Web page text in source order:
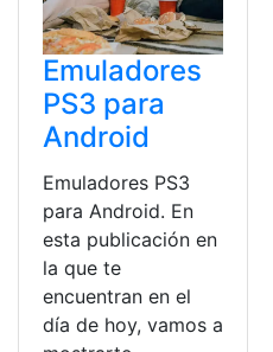
Emuladores
PS3 para
Android
Emuladores PS3
para Android. En
esta publicación en
la que te
encuentran en el
día de hoy, vamos a